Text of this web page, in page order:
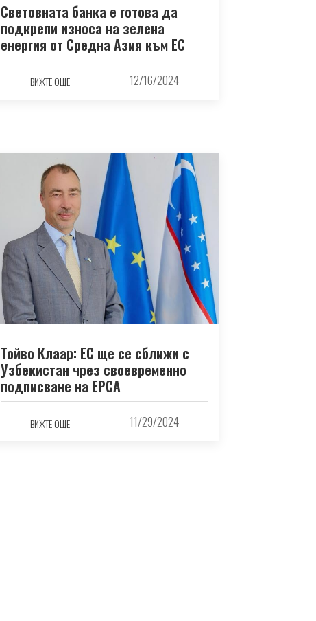
Световната банка е готова да
подкрепи износа на зелена
енергия от Средна Азия към ЕС
ВИЖТЕ ОЩЕ 12/16/2024
Тойво Клаар: ЕС ще се сближи с
Узбекистан чрез своевременно
подписване на EPCA
ВИЖТЕ ОЩЕ 11/29/2024